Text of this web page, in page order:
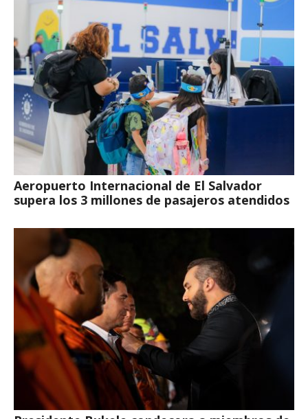
Aeropuerto Internacional de El Salvador
supera los 3 millones de pasajeros atendidos